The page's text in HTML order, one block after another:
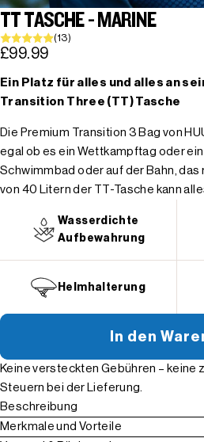
TT TASCHE - MARINE
(13)
£99.99
Ein Platz für alles und alles an
Transition Three (TT) Tasche
Die Premium Transition 3 Bag von
egal ob es ein Wettkampftag oder
Schwimmbad oder auf der Bahn,
von 40 Litern der TT-Tasche kann
Wasserdichte
Aufbewahrung
Helmhalterung
In den
Keine versteckten Gebühren – keine
Steuern bei der Lieferung.
Beschreibung
Merkmale und Vorteile